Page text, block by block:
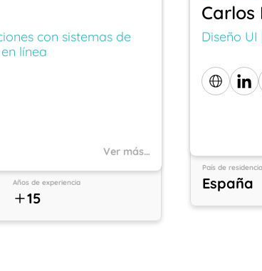
con sistemas de
línea
Ver más…
Años de experiencia
15
Carlos
Diseño UI
País de residencia
España